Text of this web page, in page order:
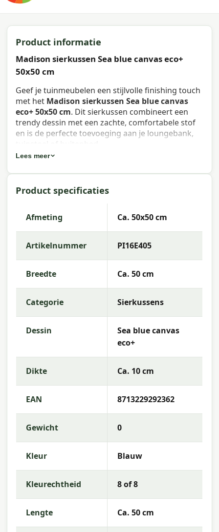
Product informatie
Madison sierkussen Sea blue canvas eco+
50x50 cm
Geef je tuinmeubelen een stijlvolle finishing touch
met het Madison sierkussen Sea blue canvas
eco+ 50x50 cm. Dit sierkussen combineert een
trendy dessin met een zachte, comfortabele stof
en is de perfecte toevoeging aan je loungebank,
tuinstoel of buitenbed.
Artikelnummer:
EAN:8713229292362
Afmeting:Ca. 50x50 cm
Stof:75% Cotton 20% Polyester 5% Other fibers
(100% recycling)
Vulling:Polyester Fiberfill
Kleurechtheid:8 of 8
Waterafstotend:
Waterafstotend
Garantie:
afneembaar) of reinig de stof met een vochtige
doek en mild zeepwater. Laat het kussen volledig
drogen voordat je het opbergt. Berg kussens op
langere tijd niet worden gebruikt — zo blijven de
kleuren en materialen langer mooi.
Meer informatie of advies nodig?
Lees meer
Product specificaties
Afmeting Ca. 50x50 cm
Artikelnummer PI16E405
Breedte Ca. 50 cm
Categorie Sierkussens
Dessin
Sea blue canvas
eco+
Dikte Ca. 10 cm
EAN 8713229292362
Gewicht 0
Kleur Blauw
Kleurechtheid 8 of 8
Lengte Ca. 50 cm